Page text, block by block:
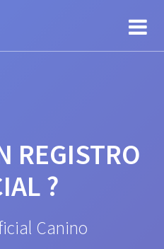
REGISTRO
?
Canino